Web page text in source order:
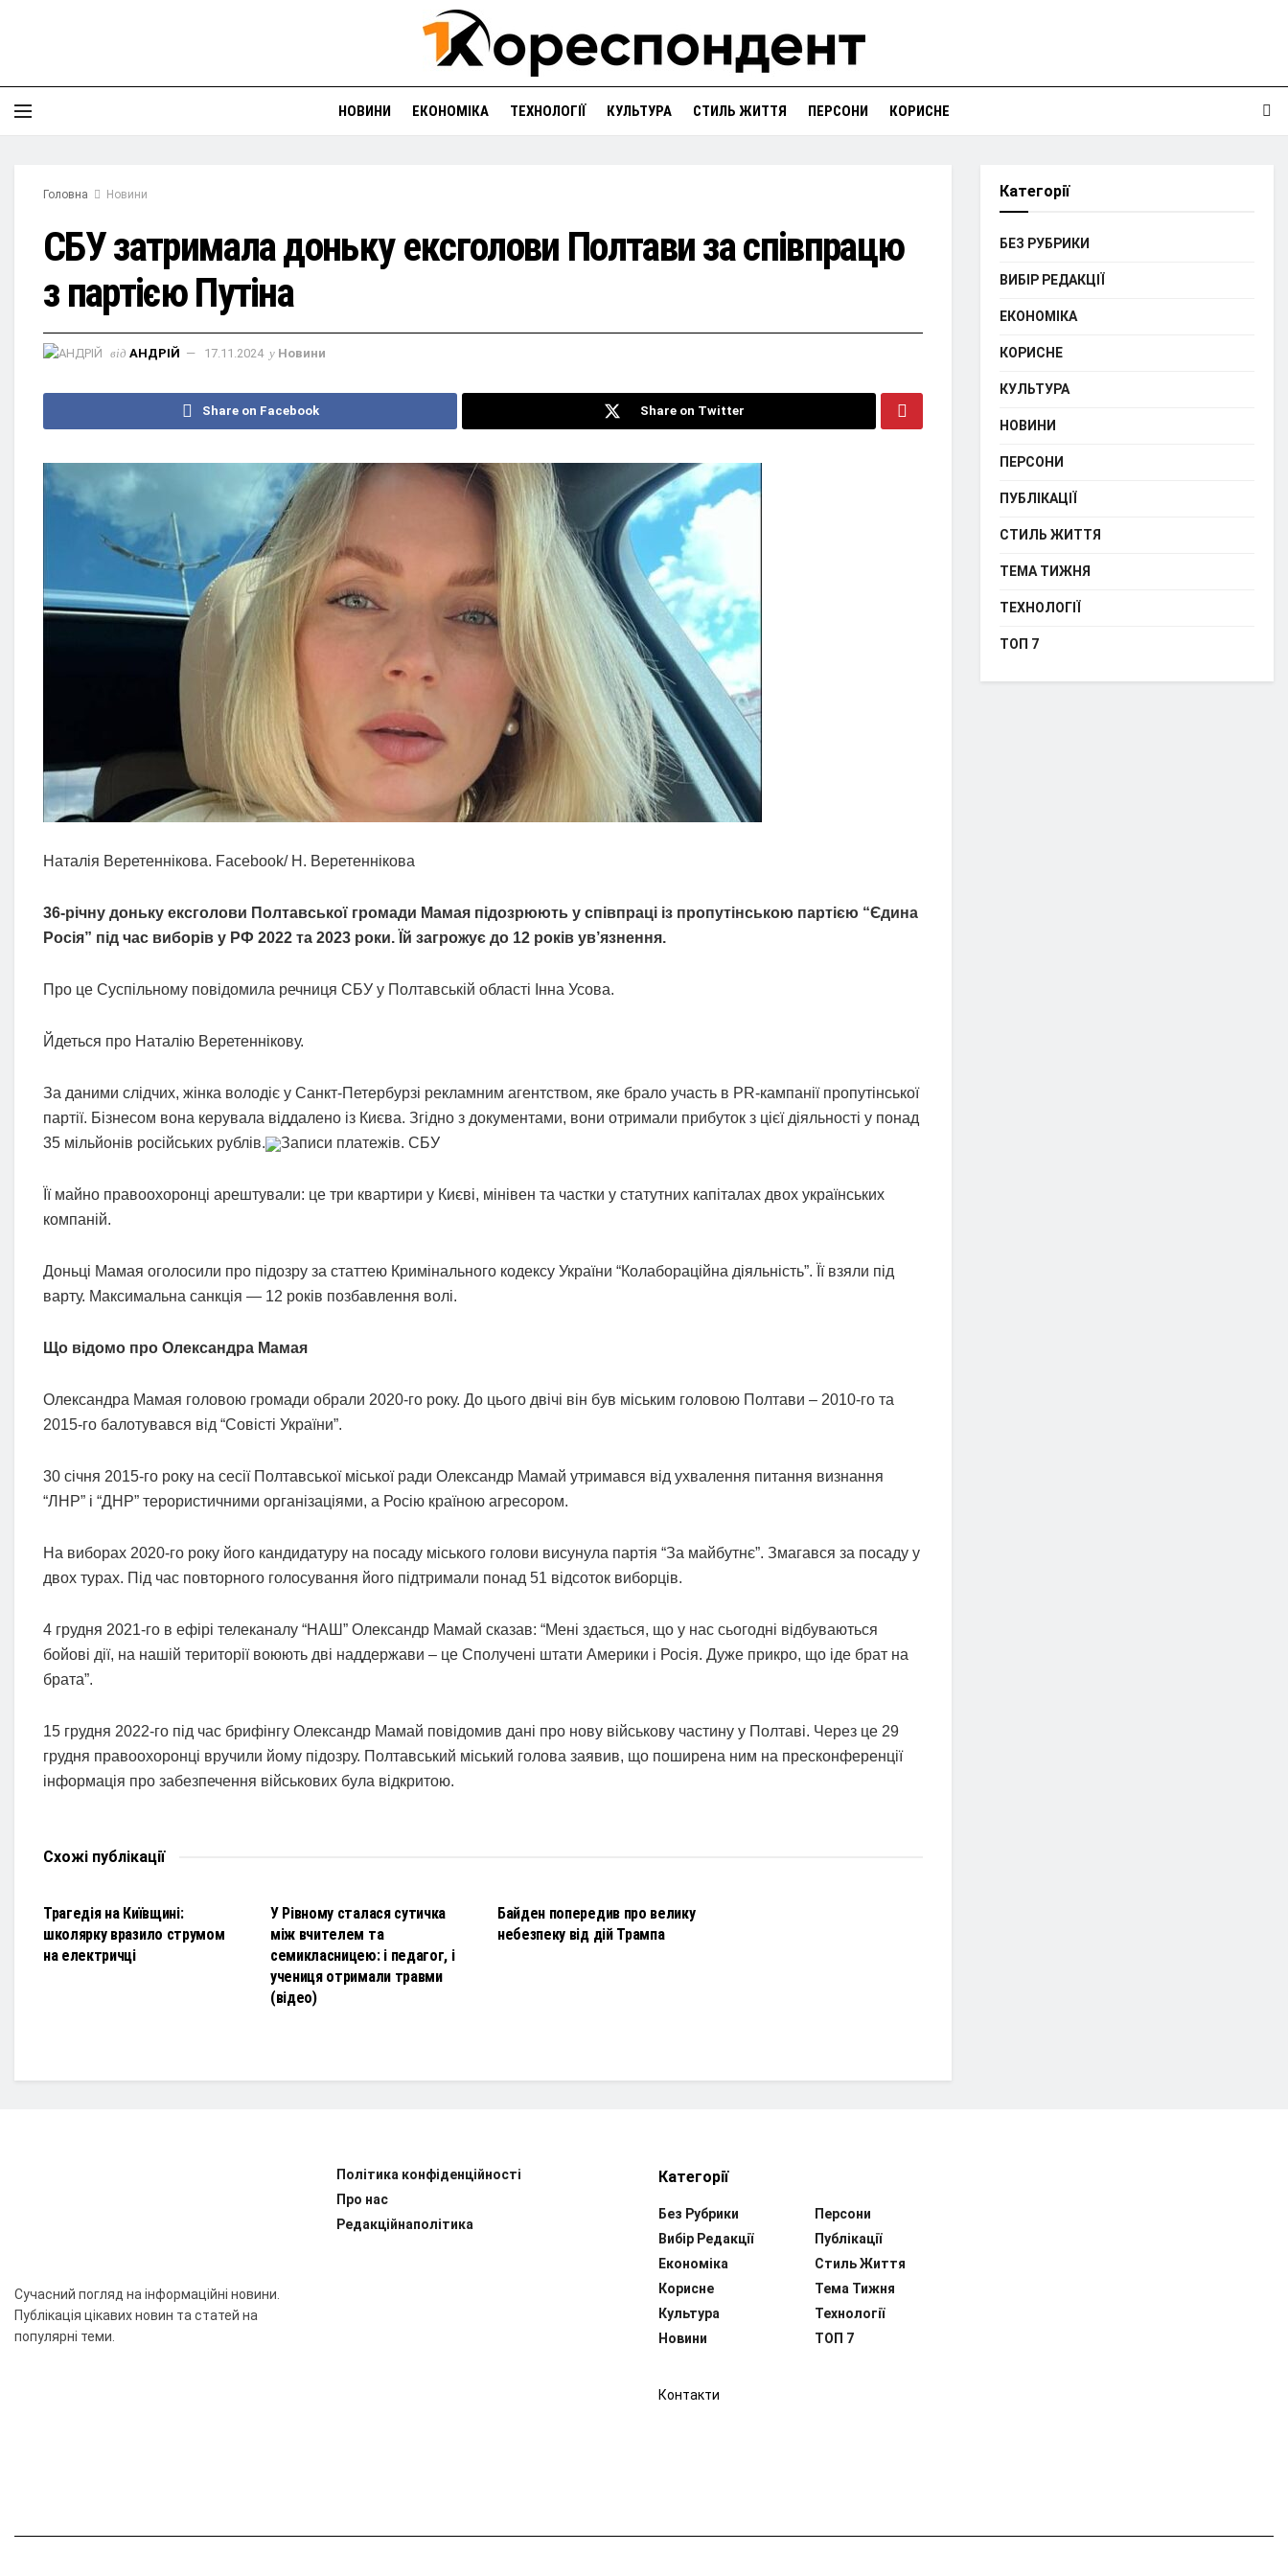
НОВИНИ ЕКОНОМІКА ТЕХНОЛОГІЇ КУЛЬТУРА СТИЛЬ ЖИТТЯ ПЕРСОНИ КОРИСНЕ
Головна Новини
СБУ затримала доньку ексголови Полтави за співпрацю
з партією Путіна
від АНДРІЙ 17.11.2024 у Новини
Share on Facebook Share on Twitter
Наталія Веретеннікова. Facebook/ Н. Веретеннікова
36-річну доньку ексголови Полтавської громади Мамая підозрюють у співпраці із пропутінською партією “Єдина
Росія” під час виборів у РФ 2022 та 2023 роки. Їй загрожує до 12 років ув’язнення.
Про це Суспільному повідомила речниця СБУ у Полтавській області Інна Усова.
Йдеться про Наталію Веретеннікову.
За даними слідчих, жінка володіє у Санкт-Петербурзі рекламним агентством, яке брало участь в PR-кампанії пропутінської
партії. Бізнесом вона керувала віддалено із Києва. Згідно з документами, вони отримали прибуток з цієї діяльності у понад
35 мільйонів російських рублів.
Записи платежів. СБУ
Її майно правоохоронці арештували: це три квартири у Києві, мінівен та частки у статутних капіталах двох українських
компаній.
Доньці Мамая оголосили про підозру за статтею Кримінального кодексу України “Колабораційна діяльність”. Її взяли під
варту. Максимальна санкція — 12 років позбавлення волі.
Що відомо про Олександра Мамая
Олександра Мамая головою громади обрали 2020-го року. До цього двічі він був міським головою Полтави – 2010-го та
2015-го балотувався від “Совісті України”.
30 січня 2015-го року на сесії Полтавської міської ради Олександр Мамай утримався від ухвалення питання визнання
“ЛНР” і “ДНР” терористичними організаціями, а Росію країною агресором.
На виборах 2020-го року його кандидатуру на посаду міського голови висунула партія “За майбутнє”. Змагався за посаду у
двох турах. Під час повторного голосування його підтримали понад 51 відсоток виборців.
4 грудня 2021-го в ефірі телеканалу “НАШ” Олександр Мамай сказав: “Мені здається, що у нас сьогодні відбуваються
бойові дії, на нашій території воюють дві наддержави – це Сполучені штати Америки і Росія. Дуже прикро, що іде брат на
брата”.
15 грудня 2022-го під час брифінгу Олександр Мамай повідомив дані про нову військову частину у Полтаві. Через це 29
грудня правоохоронці вручили йому підозру. Полтавський міський голова заявив, що поширена ним на пресконференції
інформація про забезпечення військових була відкритою.
Схожі публікації
Трагедія на Київщині:
школярку вразило струмом
на електричці
У Рівному сталася сутичка
між вчителем та
семикласницею: і педагог, і
учениця отримали травми
(відео)
Байден попередив про велику
небезпеку від дій Трампа
Категорії
БЕЗ РУБРИКИ
ВИБІР РЕДАКЦІЇ
ЕКОНОМІКА
КОРИСНЕ
КУЛЬТУРА
НОВИНИ
ПЕРСОНИ
ПУБЛІКАЦІЇ
СТИЛЬ ЖИТТЯ
ТЕМА ТИЖНЯ
ТЕХНОЛОГІЇ
ТОП 7
Сучасний погляд на інформаційні новини.
Публікація цікавих новин та статей на
популярні теми.
Політика конфіденційності
Про нас
Редакційнаполітика
Категорії
Без Рубрики
Вибір Редакції
Економіка
Корисне
Культура
Новини
Персони
Публікації
Стиль Життя
Тема Тижня
Технології
ТОП 7
Контакти